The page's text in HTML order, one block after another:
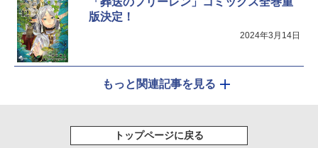
版決定！
2024年3月14日
もっと関連記事を見る
トップページに戻る